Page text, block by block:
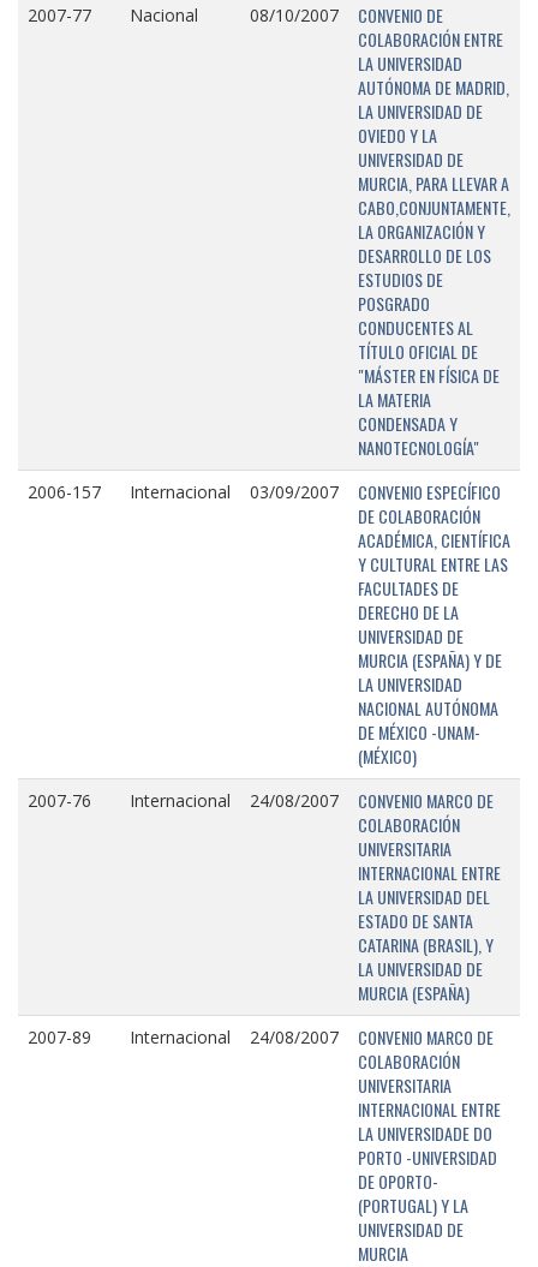
2007-77 Nacional 08/10/2007
CONVENIO DE
COLABORACIÓN ENTRE
LA UNIVERSIDAD
AUTÓNOMA DE MADRID,
LA UNIVERSIDAD DE
OVIEDO Y LA
UNIVERSIDAD DE
MURCIA, PARA LLEVAR A
CABO,CONJUNTAMENTE,
LA ORGANIZACIÓN Y
DESARROLLO DE LOS
ESTUDIOS DE
POSGRADO
CONDUCENTES AL
TÍTULO OFICIAL DE
"MÁSTER EN FÍSICA DE
LA MATERIA
CONDENSADA Y
NANOTECNOLOGÍA"
2006-157 Internacional 03/09/2007
CONVENIO ESPECÍFICO
DE COLABORACIÓN
ACADÉMICA, CIENTÍFICA
Y CULTURAL ENTRE LAS
FACULTADES DE
DERECHO DE LA
UNIVERSIDAD DE
MURCIA (ESPAÑA) Y DE
LA UNIVERSIDAD
NACIONAL AUTÓNOMA
DE MÉXICO -UNAM-
(MÉXICO)
2007-76 Internacional 24/08/2007
CONVENIO MARCO DE
COLABORACIÓN
UNIVERSITARIA
INTERNACIONAL ENTRE
LA UNIVERSIDAD DEL
ESTADO DE SANTA
CATARINA (BRASIL), Y
LA UNIVERSIDAD DE
MURCIA (ESPAÑA)
2007-89 Internacional 24/08/2007
CONVENIO MARCO DE
COLABORACIÓN
UNIVERSITARIA
INTERNACIONAL ENTRE
LA UNIVERSIDADE DO
PORTO -UNIVERSIDAD
DE OPORTO-
(PORTUGAL) Y LA
UNIVERSIDAD DE
MURCIA